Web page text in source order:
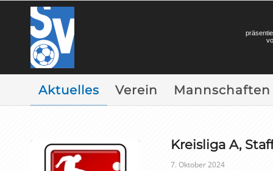
Aktuelles Verein Mannschaften
Kreisliga A,
7. Oktober 2024